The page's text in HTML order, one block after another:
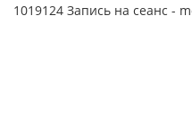
1019124 Запись на сеанс -